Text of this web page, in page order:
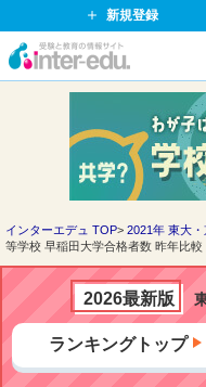
新規登録
イ
ド
ッ
ト
インターエデュ TOP 2021年 東大
等学校 早稲田大学合格者数 昨年比較
2026最新版
ランキングトップ